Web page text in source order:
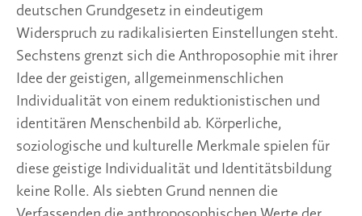
deutschen Grundgesetz in eindeutigem
Widerspruch zu radikalisierten Einstellungen steht.
Sechstens grenzt sich die Anthroposophie mit ihrer
Idee der geistigen, allgemeinmenschlichen
Individualität von einem reduktionistischen und
identitären Menschenbild ab. Körperliche,
soziologische und kulturelle Merkmale spielen für
diese geistige Individualität und Identitätsbildung
keine Rolle. Als siebten Grund nennen die